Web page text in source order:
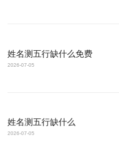
姓名测五行缺什么免费
2026-07-05
姓名测五行缺什么
2026-07-05